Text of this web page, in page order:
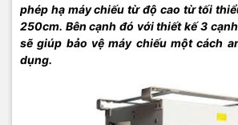
phép hạ máy chiếu từ độ cao từ tối
250cm. Bên cạnh đó với thiết kế 3
sẽ giúp bảo vệ máy chiếu một cách
dụng.